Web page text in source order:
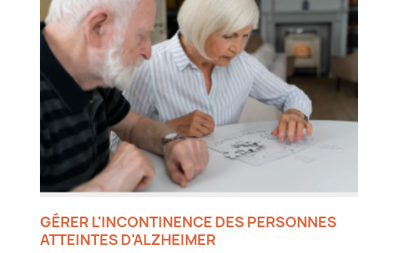
GÉRER L'INCONTINENCE DES PERSONNES
ATTEINTES D'ALZHEIMER